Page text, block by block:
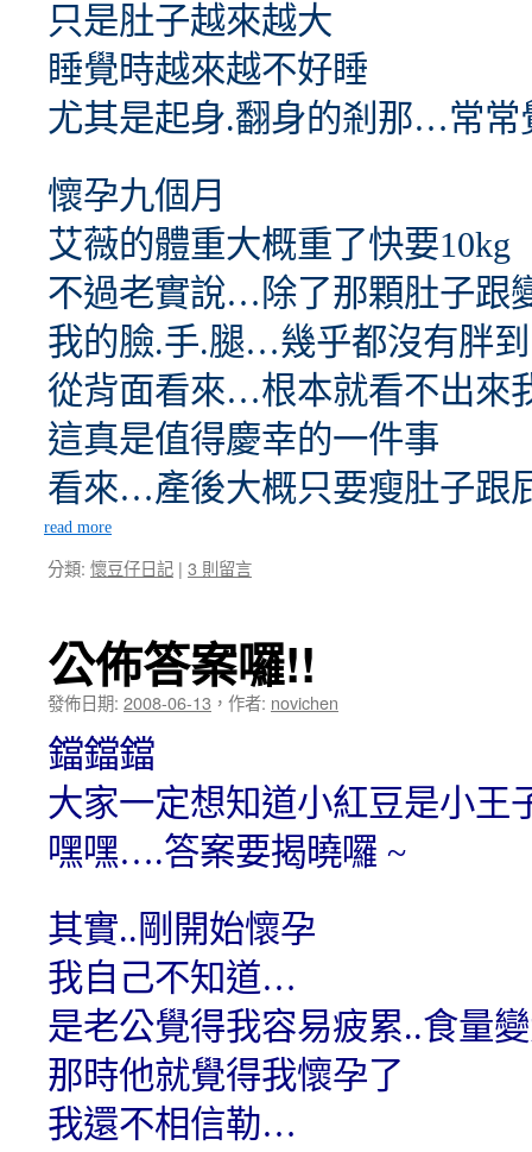
只是肚子越來越大
睡覺時越來越不好睡
尤其是起身.翻身的剎那…常常
懷孕九個月
艾薇的體重大概重了快要10kg
不過老實說…除了那顆肚子跟
我的臉.手.腿…幾乎都沒有胖到
從背面看來…根本就看不出來
這真是值得慶幸的一件事
看來…產後大概只要瘦肚子跟
read more
分類: 懷豆仔日記 | 3 則留言
公佈答案囉!!
發佈日期: 2008-06-13 ， 作者: novichen
鐺鐺鐺
大家一定想知道小紅豆是小王
嘿嘿….答案要揭曉囉 ~
其實..剛開始懷孕
我自己不知道…
是老公覺得我容易疲累..食量
那時他就覺得我懷孕了
我還不相信勒…